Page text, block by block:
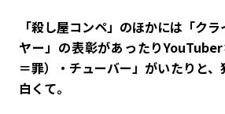
――「殺し屋コンペ」のほかには「ク
ヤー」の表彰があったり
＝罪）・チューバー」がいたりと
白くて。